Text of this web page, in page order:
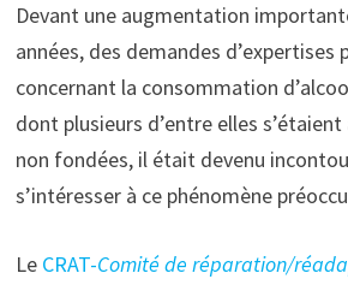
Devant une augmentation
années, des demandes d’expertises
concernant la consommation
dont plusieurs d’entre elles
non fondées, il était devenu
s’intéresser à ce phénomène
Le CRAT-Comité de réparation/